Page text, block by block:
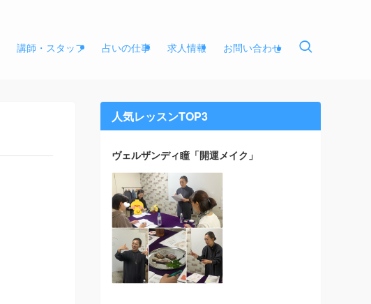
講師・スタッフ 占いの仕事 求人情報 お問い合わせ
人気レッスンTOP3
ヴェルザンディ瞳「開運メイク」